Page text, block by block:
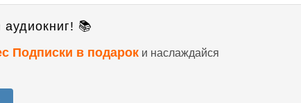
📚
Подписки в подарок и наслаждайся